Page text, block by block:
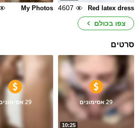
Red latex dress
4607
My Photos
צפו בכולם
סרטים
10:25
29 אסימונים 29 אסימונים